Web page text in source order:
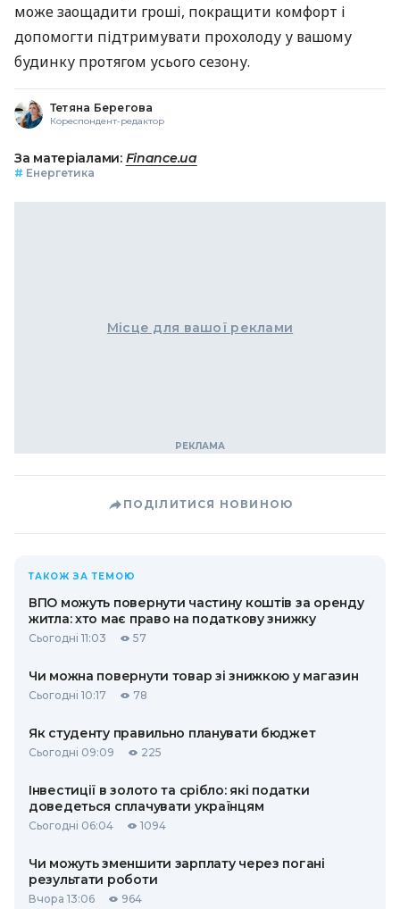
може заощадити гроші, покращити комфорт і
допомогти підтримувати прохолоду у вашому
будинку протягом усього сезону.
Тетяна Берегова
Кореспондент-редактор
За матеріалами: Finance.ua
# Енергетика
Місце для вашої реклами
ПОДІЛИТИСЯ НОВИНОЮ
ТАКОЖ ЗА ТЕМОЮ
ВПО можуть повернути частину коштів за оренду
житла: хто має право на податкову знижку
Сьогодні 11:03 57
Чи можна повернути товар зі знижкою у магазин
Сьогодні 10:17 78
Як студенту правильно планувати бюджет
Сьогодні 09:09 225
Інвестиції в золото та срібло: які податки
доведеться сплачувати українцям
Сьогодні 06:04 1094
Чи можуть зменшити зарплату через погані
результати роботи
Вчора 13:06 964